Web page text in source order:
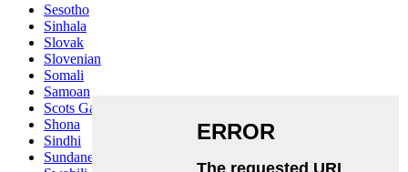
Sesotho
Sinhala
Slovak
Slovenian
Somali
Samoan
Scots Gaelic
Shona
Sindhi
Sundanese